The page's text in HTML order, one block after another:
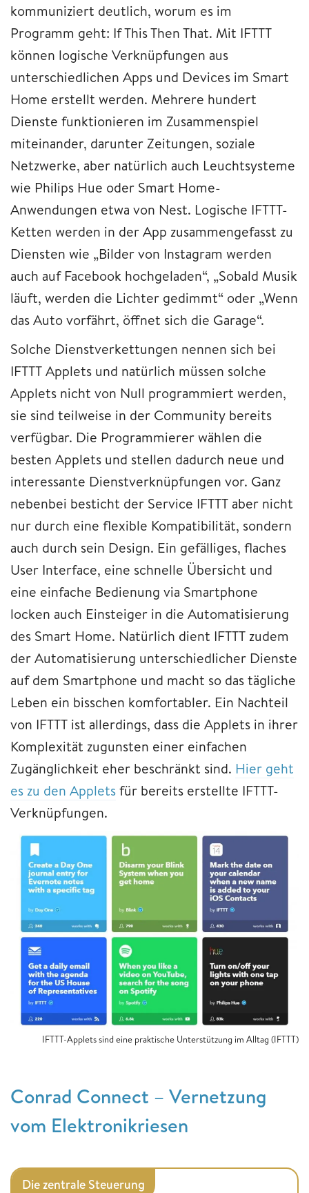
kommuniziert deutlich, worum es im
Programm geht: If This Then That. Mit IFTTT
können logische Verknüpfungen aus
unterschiedlichen Apps und Devices im Smart
Home erstellt werden. Mehrere hundert
Dienste funktionieren im Zusammenspiel
miteinander, darunter Zeitungen, soziale
Netzwerke, aber natürlich auch Leuchtsysteme
wie Philips Hue oder Smart Home-
Anwendungen etwa von Nest. Logische IFTTT-
Ketten werden in der App zusammengefasst zu
Diensten wie „Bilder von Instagram werden
auch auf Facebook hochgeladen“, „Sobald Musik
läuft, werden die Lichter gedimmt“ oder „Wenn
das Auto vorfährt, öffnet sich die Garage“.
Solche Dienstverkettungen nennen sich bei
IFTTT Applets und natürlich müssen solche
Applets nicht von Null programmiert werden,
sie sind teilweise in der Community bereits
verfügbar. Die Programmierer wählen die
besten Applets und stellen dadurch neue und
interessante Dienstverknüpfungen vor. Ganz
nebenbei besticht der Service IFTTT aber nicht
nur durch eine flexible Kompatibilität, sondern
auch durch sein Design. Ein gefälliges, flaches
User Interface, eine schnelle Übersicht und
eine einfache Bedienung via Smartphone
locken auch Einsteiger in die Automatisierung
des Smart Home. Natürlich dient IFTTT zudem
der Automatisierung unterschiedlicher Dienste
auf dem Smartphone und macht so das tägliche
Leben ein bisschen komfortabler. Ein Nachteil
von IFTTT ist allerdings, dass die Applets in ihrer
Komplexität zugunsten einer einfachen
Zugänglichkeit eher beschränkt sind. Hier geht
es zu den Appletsfür bereits erstellte IFTTT-
Verknüpfungen.
IFTTT-Applets sind eine praktische Unterstützung im Alltag (IFTTT)
Conrad Connect – Vernetzung
vom Elektronikriesen
Die zentrale Steuerung